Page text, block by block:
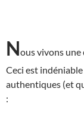
Nous vivons une
Ceci est
authentiques (et
: